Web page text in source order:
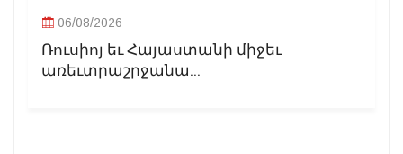
06/08/2026
Ռուսիոյ եւ Հայաստանի միջեւ
առեւտրաշրջանա...